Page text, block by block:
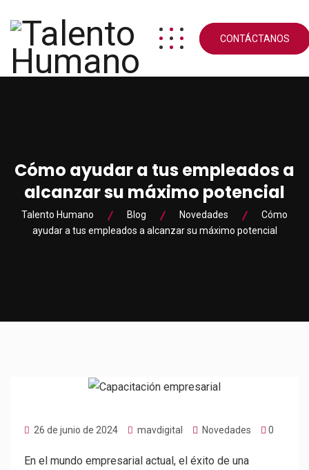
CONTÁCTANOS
Cómo ayudar a tus empleados a
alcanzar su máximo potencial
Talento Humano Blog Novedades
Cómo
ayudar a tus empleados a alcanzar su máximo potencial
26 de junio de 2024 mavdigital Novedades 0
En el mundo empresarial actual, el éxito de una